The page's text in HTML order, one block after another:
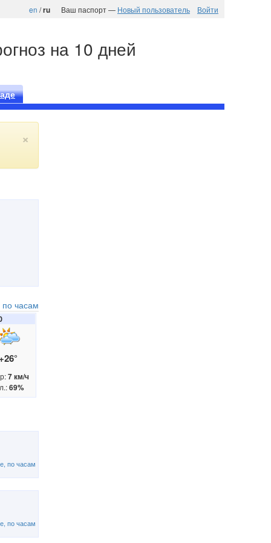
en /ru Ваш паспорт — Новый пользователь Войти
на 10 дней
×
часам
+26°
7 км/ч
69%
по часам
по часам